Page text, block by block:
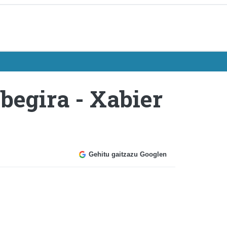
- Xabier
Gehitu gaitzazu Googlen